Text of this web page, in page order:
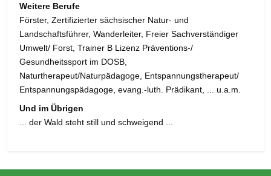
Weitere Berufe
Förster, Zertifizierter sächsischer Natur- und
Landschaftsführer, Wanderleiter, Freier Sachverständiger
Umwelt/ Forst, Trainer B Lizenz Präventions-/
Gesundheitssport im DOSB,
Naturtherapeut/Naturpädagoge, Entspannungstherapeut/
Entspannungspädagoge, evang.-luth. Prädikant, ... u.a.m.
Und im Übrigen
... der Wald steht still und schweigend ...